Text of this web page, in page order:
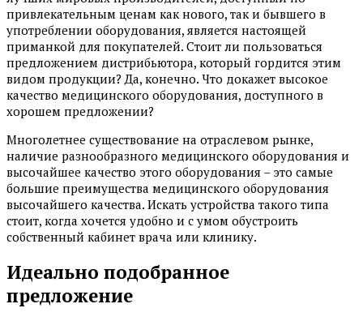
привлекательным ценам как нового, так и бывшего в
употреблении оборудования, является настоящей
приманкой для покупателей. Стоит ли пользоваться
предложением дистрибьютора, который гордится этим
видом продукции? Да, конечно. Что докажет высокое
качество медицинского оборудования, доступного в
хорошем предложении?
Многолетнее существование на отраслевом рынке,
наличие разнообразного медицинского оборудования и
высочайшее качество этого оборудования – это самые
большие преимущества медицинского оборудования
высочайшего качества. Искать устройства такого типа
стоит, когда хочется удобно и с умом обустроить
собственный кабинет врача или клинику.
Идеально подобранное
предложение